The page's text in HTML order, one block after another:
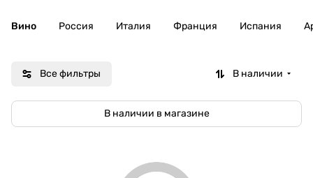
Вино Россия Италия Франция Испания
Все фильтры В наличии
В наличии в магазине